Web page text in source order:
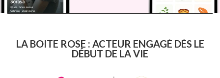
LA BOITE ROSE : ACTEUR ENGAGÉ DÈS LE
DÉBUT DE LA VIE